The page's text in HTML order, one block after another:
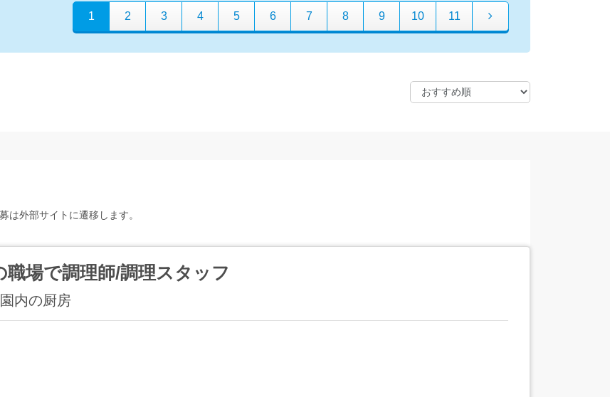
1 2 3 4 5 6 7 8 9 10 11
は外部サイトに遷移します。
場で調理師/調理スタッフ
内の厨房